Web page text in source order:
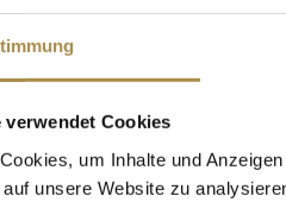
verwendet Cookies
um Inhalte und
unsere Website zu